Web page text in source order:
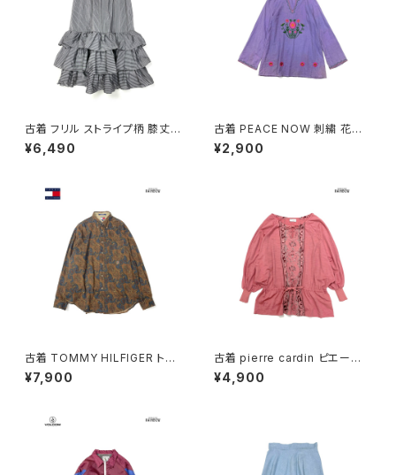
古着 フリル ストライプ柄 膝丈
ティアード スカート グレー (ba
2607011)
¥6,490
古着 PEACE NOW 刺繍 花柄
コットン 長袖 ブラウス 紫 (ttu2
501035)
¥2,900
古着 TOMMY HILFIGER トミ
ーヒルフィガー 前開き 総柄 ペ
イズリー柄 コットン100％ 長袖
¥7,900
古着 pierre cardin ピエール・
カルダン リボン 総柄 カットソー
長袖 ブラウス サーモンピンク (t
¥4,900